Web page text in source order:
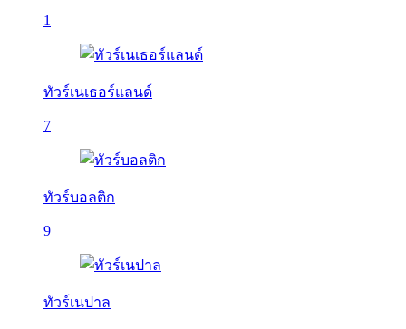
1
ทัวร์เนเธอร์แลนด์
7
ทัวร์บอลติก
9
ทัวร์เนปาล